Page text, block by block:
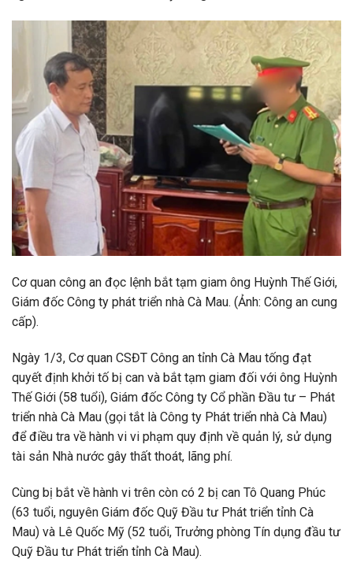
Cơ quan công an đọc lệnh bắt tạm giam ông Huỳnh Thế Giới,
Giám đốc Công ty phát triển nhà Cà Mau. (Ảnh: Công an cung
cấp).
Ngày 1/3, Cơ quan CSĐT Công an tỉnh Cà Mau tống đạt
quyết định khởi tố bị can và bắt tạm giam đối với ông Huỳnh
Thế Giới (58 tuổi), Giám đốc Công ty Cổ phần Đầu tư – Phát
triển nhà Cà Mau (gọi tắt là Công ty Phát triển nhà Cà Mau)
để điều tra về hành vi vi phạm quy định về quản lý, sử dụng
tài sản Nhà nước gây thất thoát, lãng phí.
Cùng bị bắt về hành vi trên còn có 2 bị can Tô Quang Phúc
(63 tuổi, nguyên Giám đốc Quỹ Đầu tư Phát triển tỉnh Cà
Mau) và Lê Quốc Mỹ (52 tuổi, Trưởng phòng Tín dụng đầu tư
Quỹ Đầu tư Phát triển tỉnh Cà Mau).